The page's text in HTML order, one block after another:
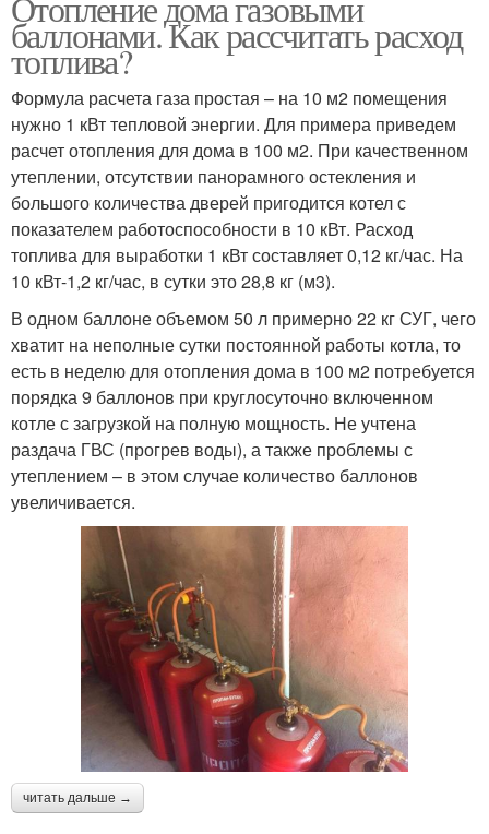
баллонами. Как рассчитать расход
топлива?
Формула расчета газа простая – на 10 м2 помещения
нужно 1 кВт тепловой энергии. Для примера приведем
расчет отопления для дома в 100 м2. При качественном
утеплении, отсутствии панорамного остекления и
большого количества дверей пригодится котел с
показателем работоспособности в 10 кВт. Расход
топлива для выработки 1 кВт составляет 0,12 кг/час. На
10 кВт-1,2 кг/час, в сутки это 28,8 кг (м3).
В одном баллоне объемом 50 л примерно 22 кг СУГ, чего
хватит на неполные сутки постоянной работы котла, то
есть в неделю для отопления дома в 100 м2 потребуется
порядка 9 баллонов при круглосуточно включенном
котле с загрузкой на полную мощность. Не учтена
раздача ГВС (прогрев воды), а также проблемы с
утеплением – в этом случае количество баллонов
увеличивается.
читать дальше →